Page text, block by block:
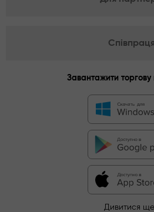
Співпраця
Завантажити
Дивитися